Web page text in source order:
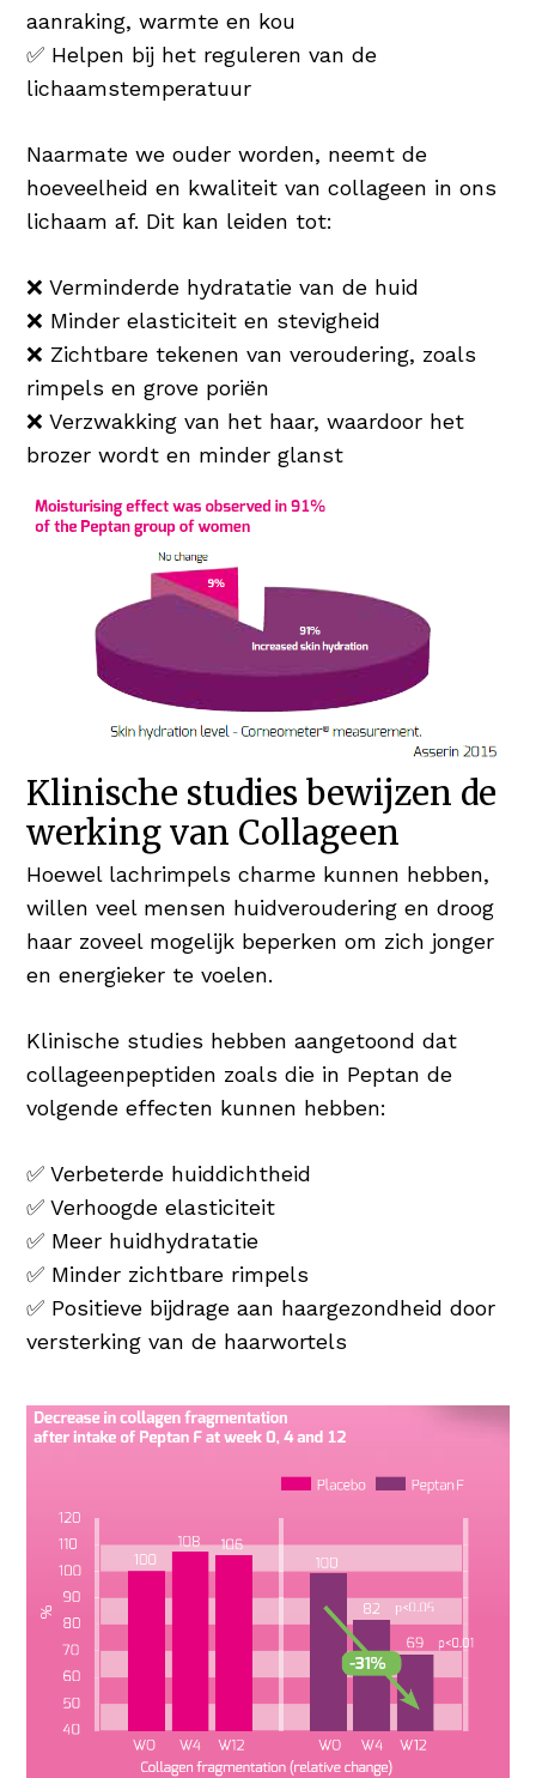
aanraking, warmte en kou
✅ Helpen bij het reguleren van de
lichaamstemperatuur
Naarmate we ouder worden, neemt de
hoeveelheid en kwaliteit van collageen in ons
lichaam af. Dit kan leiden tot:
❌ Verminderde hydratatie van de huid
❌ Minder elasticiteit en stevigheid
❌ Zichtbare tekenen van veroudering, zoals
rimpels en grove poriën
❌ Verzwakking van het haar, waardoor het
brozer wordt en minder glanst
Klinische studies bewijzen de
werking van Collageen
Hoewel lachrimpels charme kunnen hebben,
willen veel mensen huidveroudering en droog
haar zoveel mogelijk beperken om zich jonger
en energieker te voelen.
Klinische studies hebben aangetoond dat
collageenpeptiden zoals die in Peptan de
volgende effecten kunnen hebben:
✅ Verbeterde huiddichtheid
✅ Verhoogde elasticiteit
✅ Meer huidhydratatie
✅ Minder zichtbare rimpels
✅ Positieve bijdrage aan haargezondheid door
versterking van de haarwortels